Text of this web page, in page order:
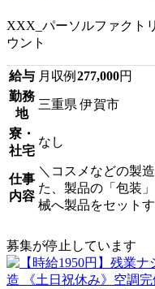
XXX_パーソルファクト
ウント
給与 月収例 277,000円
勤務
地
三重県 伊賀市
寮・
社宅
なし
仕事
内容
＼コスメなどの製
た、製品の「包装
械へ製品をセット
募集が停止しています